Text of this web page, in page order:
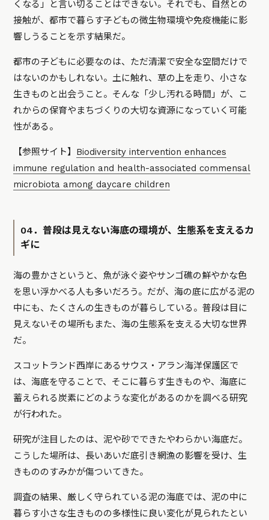
くなる」と言い切ることはできない。それでも、自然との
接触が、都市で暮らす子どもの微生物環境や免疫機能に影
響しうることを示す結果だ。
都市の子どもに必要なのは、ただ清潔で安全な空間だけで
はないのかもしれない。土に触れ、草の上を走り、小さな
生きものと出会うこと。そんな「少し汚れる時間」が、こ
れからの保育やまちづくりの大切な資源になっていく可能
性がある。
【参照サイト】 Biodiversity intervention enhances
immune regulation and health-associated commensal
microbiota among daycare children
04．普段は見えない海底の環境が、生態系を支えるカ
ギに
海の豊かさというと、魚が泳ぐ姿やサンゴ礁の鮮やかな色
を思い浮かべる人も多いだろう。だが、海の底に広がる泥の
中にも、たくさんの生きものが暮らしている。普段は目に
見えないその場所もまた、海の生態系を支える大切な世界
だ。
スコットランド西岸にあるサウス・アラン海洋保護区で
は、海底を守ることで、そこに暮らす生きものや、海底に
蓄えられる炭素にどのような変化があるのかを調べる研究
が行われた。
研究が注目したのは、泥や砂でできたやわらかい海底だ。
こうした場所は、長いあいだ底引き網漁の影響を受け、生
きもののすみかが傷ついてきた。
調査の結果、厳しく守られている泥の海底では、泥の中に
暮らす小さな生きものの多様性に良い変化が見られたとい